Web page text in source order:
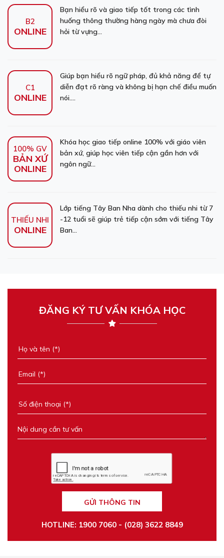
B2
ONLINE
Bạn hiểu rõ và giao tiếp tốt trong các tình
huống thông thường hàng ngày mà chưa đòi
hỏi từ vựng...
C1
ONLINE
Giúp bạn hiểu rõ ngữ pháp, đủ khả năng để tự
diễn đạt rõ ràng và không bị hạn chế điều muốn
nói....
100% GV
BẢN XỨ
ONLINE
Khóa học giao tiếp online 100% với giáo viên
bản xứ, giúp học viên tiếp cận gần hơn với
ngôn ngữ...
THIẾU NHI
ONLINE
Lớp tiếng Tây Ban Nha dành cho thiếu nhi từ 7
-12 tuổi sẽ giúp trẻ tiếp cận sớm với tiếng Tây
Ban...
ĐĂNG KÝ TƯ VẤN KHÓA HỌC
GỬI THÔNG TIN
HOTLINE: 1900 7060 - (028) 3622 8849